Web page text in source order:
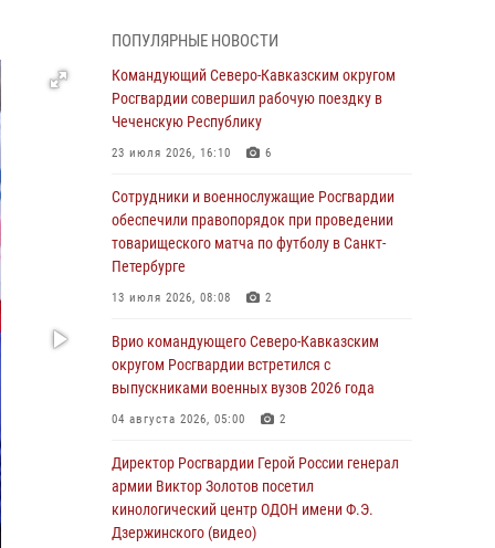
Росгвардейцы обеспечили безопасность
«Поезда Победы» в Кузбассе
08 августа 2026, 07:00
Росгвардии встретились с участником
патриотического проекта «Дорогой
Ломоносова — дорогой к Победе в СВО»
(видео)
08 августа 2026, 07:00
ОМОН «Ойрат» Управления Росгвардии по
Республике Калмыкия исполнилось 20 лет
08 августа 2026, 07:00
Росгвардии провели турнир по настольному
теннису ко Дню физкультурника
08 августа 2026, 07:00
ПОПУЛЯРНЫЕ НОВОСТИ
Командующий Северо-Кавказским округом
Росгвардии совершил рабочую поездку в
Чеченскую Республику
23 июля 2026, 16:10 6
Сотрудники и военнослужащие Росгвардии
обеспечили правопорядок при проведении
товарищеского матча по футболу в Санкт-
Петербурге
13 июля 2026, 08:08 2
Врио командующего Северо-Кавказским
округом Росгвардии встретился с
выпускниками военных вузов 2026 года
04 августа 2026, 05:00 2
Директор Росгвардии Герой России генерал
армии Виктор Золотов посетил
кинологический центр ОДОН имени Ф.Э.
Дзержинского (видео)